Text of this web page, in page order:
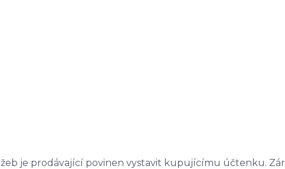
je prodávající povinen vystavit kupujícímu účtenku.